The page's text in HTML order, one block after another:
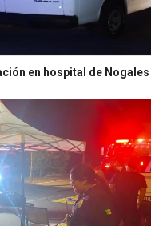
en hospital de Nogales